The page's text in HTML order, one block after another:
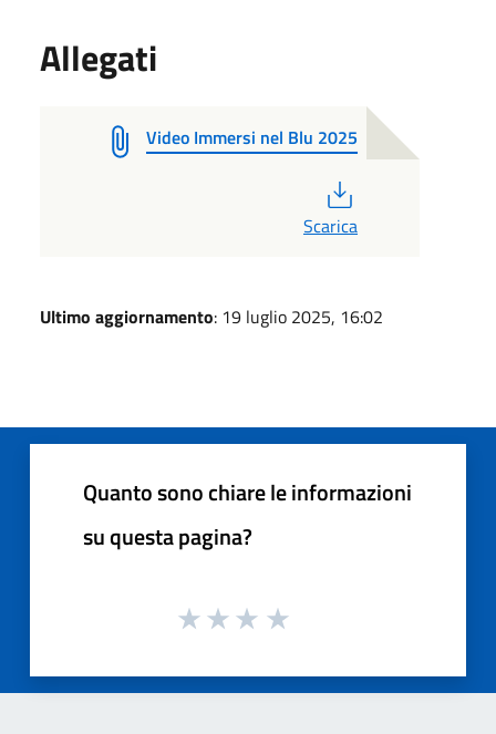
Allegati
Video Immersi nel Blu 2025
Scarica
Ultimo aggiornamento: 19 luglio 2025, 16:02
Quanto sono chiare le informazioni
su questa pagina?